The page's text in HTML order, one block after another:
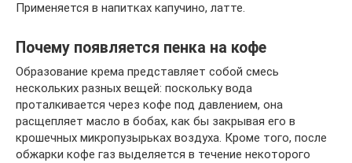
Применяется в напитках капучино, латте.
Почему появляется пенка на кофе
Образование крема представляет собой смесь
нескольких разных вещей: поскольку вода
проталкивается через кофе под давлением, она
расщепляет масло в бобах, как бы закрывая его в
крошечных микропузырьках воздуха. Кроме того, после
обжарки кофе газ выделяется в течение некоторого